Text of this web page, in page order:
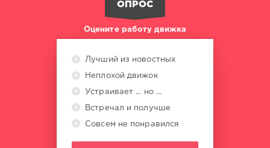
ОПРОС
Оцените работу движка
Лучший из новостных
Неплохой движок
Устраивает ... но ...
Встречал и получше
Совсем не понравился